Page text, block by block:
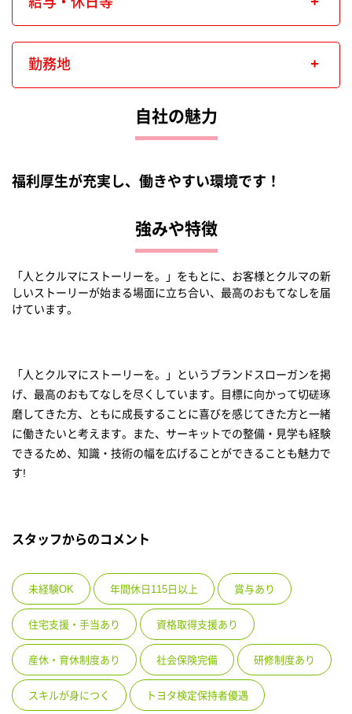
勤務地
自社の魅力
福利厚生が充実し、働きやすい環境です！
強みや特徴
「人とクルマにストーリーを。」をもとに、お客様とクルマの新
しいストーリーが始まる場面に立ち合い、最高のおもてなしを届
けています。
「人とクルマにストーリーを。」というブランドスローガンを掲
げ、最高のおもてなしを尽くしています。目標に向かって切磋琢
磨してきた方、ともに成長することに喜びを感じてきた方と一緒
に働きたいと考えます。また、サーキットでの整備・見学も経験
できるため、知識・技術の幅を広げることができることも魅力で
す!
スタッフからのコメント
未経験OK 年間休日115日以上 賞与あり
住宅支援・手当あり 資格取得支援あり
産休・育休制度あり 社会保険完備 研修制度あり
スキルが身につく トヨタ検定保持者優遇